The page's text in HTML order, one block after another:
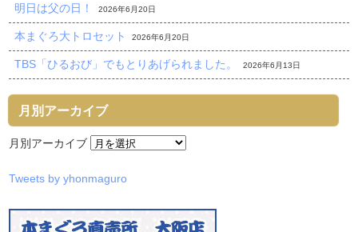
明日は父の日！ 2026年6月20日
本まぐろ大トロセット 2026年6月20日
TBS「ひるおび」でもとりあげられました。 2026年6月13日
月別アーカイブ
月別アーカイブ
Tweets by yhonmaguro